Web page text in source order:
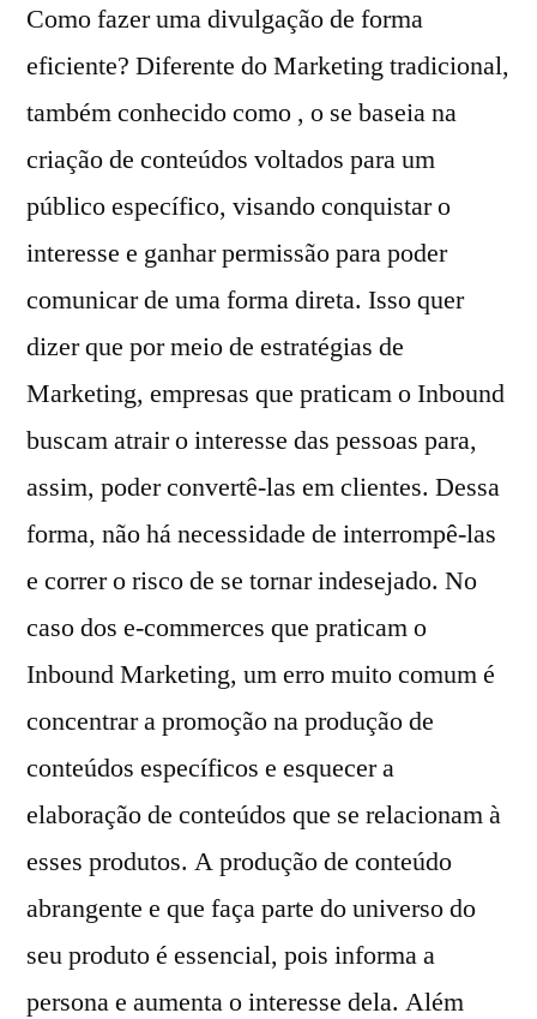
Como fazer uma divulgação de forma
eficiente? Diferente do Marketing tradicional,
também conhecido como , o se baseia na
criação de conteúdos voltados para um
público específico, visando conquistar o
interesse e ganhar permissão para poder
comunicar de uma forma direta. Isso quer
dizer que por meio de estratégias de
Marketing, empresas que praticam o Inbound
buscam atrair o interesse das pessoas para,
assim, poder convertê-las em clientes. Dessa
forma, não há necessidade de interrompê-las
e correr o risco de se tornar indesejado. No
caso dos e-commerces que praticam o
Inbound Marketing, um erro muito comum é
concentrar a promoção na produção de
conteúdos específicos e esquecer a
elaboração de conteúdos que se relacionam à
esses produtos. A produção de conteúdo
abrangente e que faça parte do universo do
seu produto é essencial, pois informa a
persona e aumenta o interesse dela. Além